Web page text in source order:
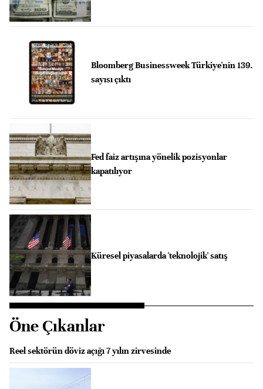
Bloomberg Businessweek Türkiye'nin 139.
sayısı çıktı
Fed faiz artışına yönelik pozisyonlar
kapatılıyor
Küresel piyasalarda 'teknolojik' satış
Öne Çıkanlar
Reel sektörün döviz açığı 7 yılın zirvesinde